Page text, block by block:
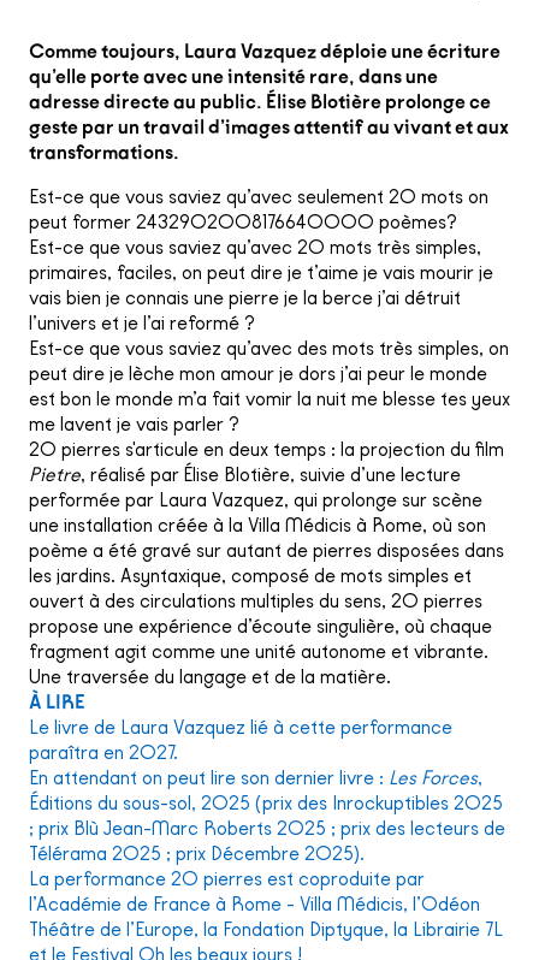
Comme toujours, Laura Vazquez déploie une écriture
qu’elle porte avec une intensité rare, dans une
adresse directe au public. Élise Blotière prolonge ce
geste par un travail d’images attentif au vivant et aux
transformations.
Est-ce que vous saviez qu’avec seulement 20 mots on
peut former 2432902008176640000 poèmes?
Est-ce que vous saviez qu’avec 20 mots très simples,
primaires, faciles, on peut dire je t’aime je vais mourir je
vais bien je connais une pierre je la berce j’ai détruit
l’univers et je l’ai reformé ?
Est-ce que vous saviez qu’avec des mots très simples, on
peut dire je lèche mon amour je dors j’ai peur le monde
est bon le monde m’a fait vomir la nuit me blesse tes yeux
me lavent je vais parler ?
20 pierres s'articule en deux temps : la projection du film
Pietre, réalisé par Élise Blotière, suivie d’une lecture
performée par Laura Vazquez, qui prolonge sur scène
une installation créée à la Villa Médicis à Rome, où son
poème a été gravé sur autant de pierres disposées dans
les jardins. Asyntaxique, composé de mots simples et
ouvert à des circulations multiples du sens, 20 pierres
propose une expérience d’écoute singulière, où chaque
fragment agit comme une unité autonome et vibrante.
Une traversée du langage et de la matière.
À LIRE
Le livre de Laura Vazquez lié à cette performance
paraîtra en 2027.
En attendant on peut lire son dernier livre : Les Forces,
Éditions du sous-sol, 2025 (prix des Inrockuptibles 2025
; prix Blù Jean-Marc Roberts 2025 ; prix des lecteurs de
Télérama 2025 ; prix Décembre 2025).
La performance 20 pierres est coproduite par
l’Académie de France à Rome - Villa Médicis, l’Odéon
Théâtre de l’Europe, la Fondation Diptyque, la Librairie 7L
et le Festival Oh les beaux jours !